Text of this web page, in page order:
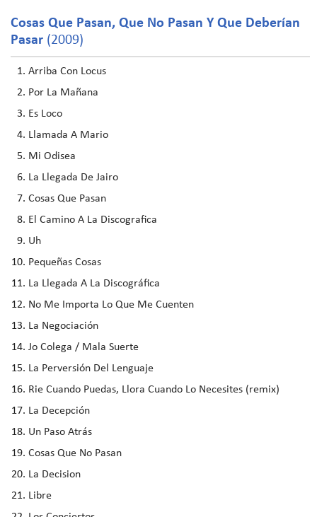
Cosas Que Pasan, Que No Pasan Y Que Deberían
Pasar (2009)
Arriba Con Locus
Por La Mañana
Es Loco
Llamada A Mario
Mi Odisea
La Llegada De Jairo
Cosas Que Pasan
El Camino A La Discografica
Uh
Pequeñas Cosas
La Llegada A La Discográfica
No Me Importa Lo Que Me Cuenten
La Negociación
Jo Colega / Mala Suerte
La Perversión Del Lenguaje
Rie Cuando Puedas, Llora Cuando Lo Necesites (remix)
La Decepción
Un Paso Atrás
Cosas Que No Pasan
La Decision
Libre